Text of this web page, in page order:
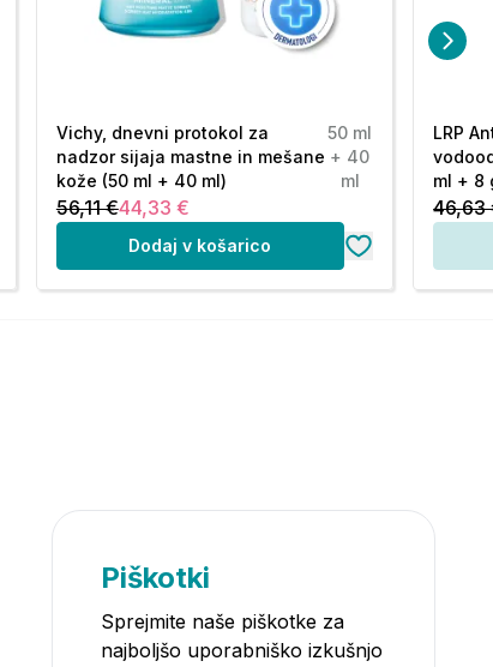
Vichy, dnevni protokol za
nadzor sijaja mastne in mešane
kože (50 ml + 40 ml)
50 ml
+ 40
ml
56,11 €44,33 €
Dodaj v košarico
LRP
ml + 8
46,63
Piškotki
Sprejmite naše piškotke za
najboljšo uporabniško izkušnjo